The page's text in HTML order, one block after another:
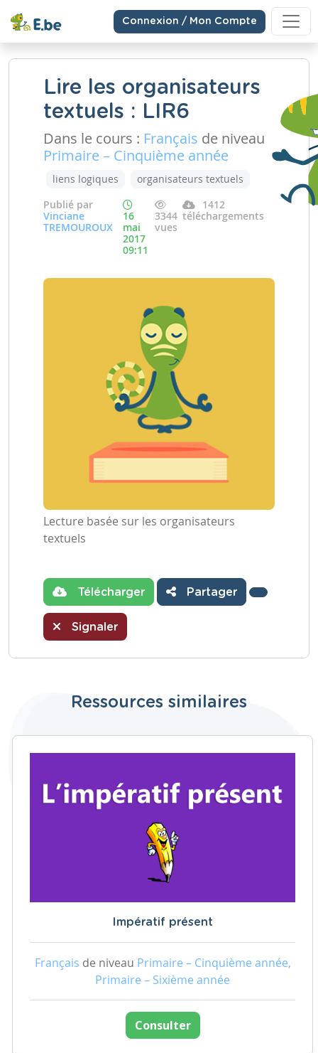
Connexion / Mon Compte
Lire les organisateurs
textuels : LIR6
Dans le cours : Français de niveau
Primaire – Cinquième année
liens logiques
organisateurs textuels
Publié par
Vinciane
TREMOUROUX
16
mai
2017
09:11
3344
vues
1412
téléchargements
Lecture basée sur les organisateurs
textuels
Télécharger Partager
Signaler
Ressources similaires
Impératif présent
Français de niveau Primaire – Cinquième année,
Primaire – Sixième année
Consulter